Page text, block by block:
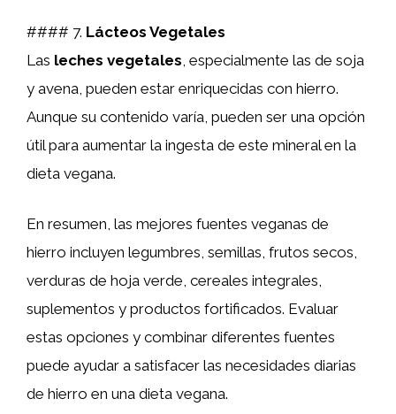
#### 7. Lácteos Vegetales
Las leches vegetales , especialmente las de soja
y avena, pueden estar enriquecidas con hierro.
Aunque su contenido varía, pueden ser una opción
útil para aumentar la ingesta de este mineral en la
dieta vegana.
En resumen, las mejores fuentes veganas de
hierro incluyen legumbres, semillas, frutos secos,
verduras de hoja verde, cereales integrales,
suplementos y productos fortificados. Evaluar
estas opciones y combinar diferentes fuentes
puede ayudar a satisfacer las necesidades diarias
de hierro en una dieta vegana.